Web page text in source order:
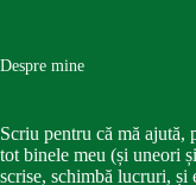
Despre mine
Scriu pentru că mă ajută,
tot binele meu (și uneori
scrise, schimbă lucruri, și